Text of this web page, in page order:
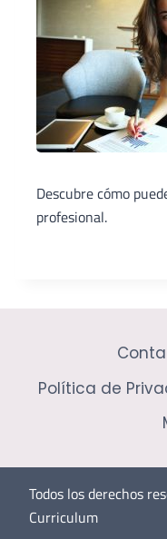
Descubre cómo
profesional.
Política de
Todos los derechos
Curriculum